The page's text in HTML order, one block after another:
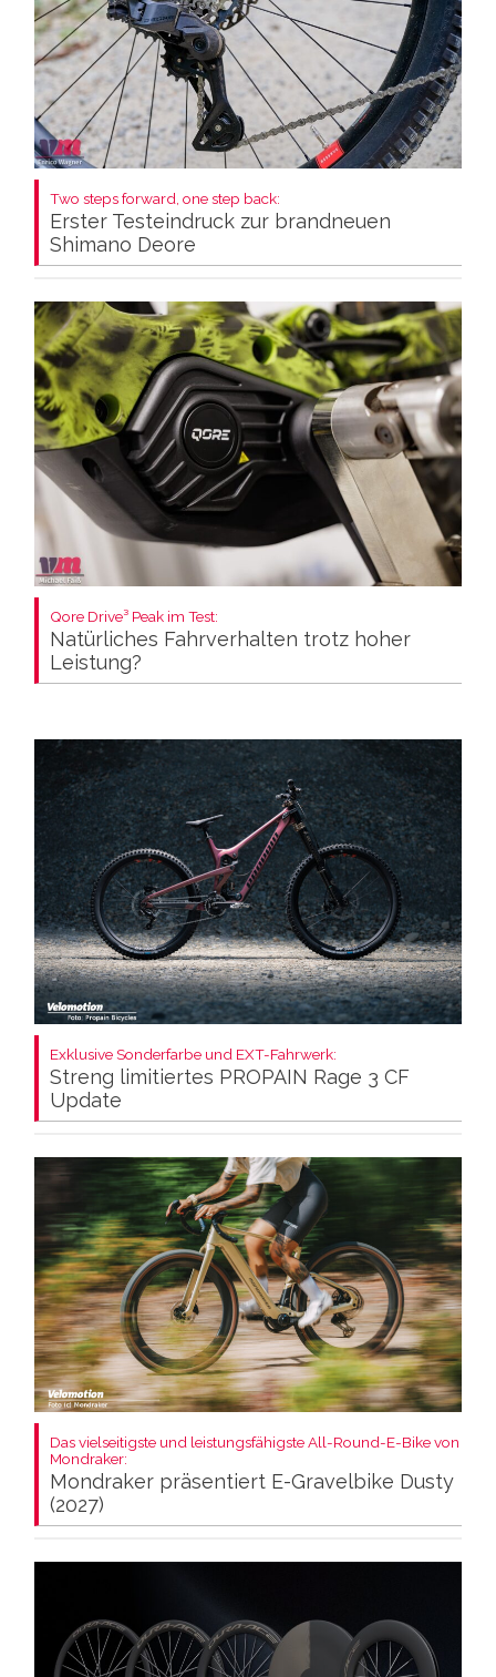
Two steps forward, one step back:
Erster Testeindruck zur brandneuen
Shimano Deore
Qore Drive³ Peak im Test:
Natürliches Fahrverhalten trotz hoher
Leistung?
Exklusive Sonderfarbe und EXT-Fahrwerk:
Streng limitiertes PROPAIN Rage 3 CF
Update
Das vielseitigste und leistungsfähigste All-Round-E-Bike von
Mondraker:
Mondraker präsentiert E-Gravelbike Dusty
(2027)